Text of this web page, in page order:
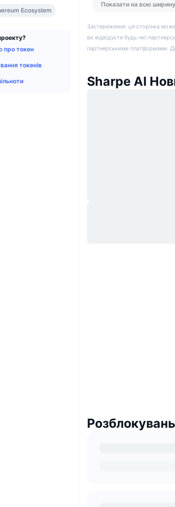
Ecosystem
про токен
токенів
Показати на всю ширину
Застереження: ця сторінка
ви відвідуєте будь-які
партнерськими платформами.
Sharpe AI